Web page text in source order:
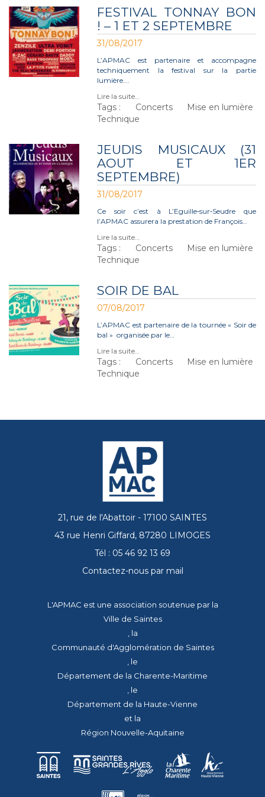
FESTIVAL TONNAY BON
! – 1 ET 2 SEPTEMBRE
31/08/2017
L’APMAC est partenaire et accompagne
techniquement la festival sur la partie
lumière….
Lire la suite…
Tags : Concerts
Mise en lumière
Technique
JEUDIS MUSICAUX (31
AOUT ET 1ER
SEPTEMBRE)
31/08/2017
Ce soir c’est à L’Eguille‑sur‑Seudre que
l’APMAC assurera la prestation de François…
Lire la suite…
Tags : Concerts
Mise en lumière
Technique
SOIR DE BAL
07/08/2017
L’APMAC est partenaire de la tournée « Soir de
bal » organisée par le…
Lire la suite…
Tags : Concerts
Mise en lumière
Technique
21, rue de l'Abattoir - 17100 SAINTES
43 rue Henri Giffard, 87280 LIMOGES
Tél : 05 46 92 13 69
Contactez-nous par mail
L'APMAC est une association soutenue par la
Ville de Saintes
, la
Communauté d'Agglomération de Saintes
, le
Département de la Charente-Maritime
, le
Département de la Haute-Vienne
et la
Région Nouvelle-Aquitaine